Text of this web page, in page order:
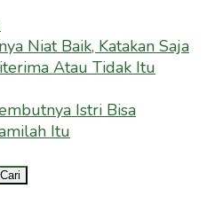
Niat Baik, Katakan Saja
Atau Tidak Itu
Istri Bisa
Itu